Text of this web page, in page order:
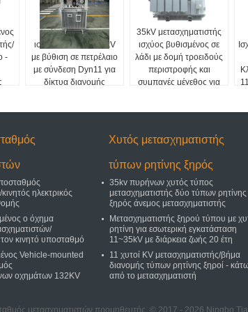
-
Μετασχηματιστής
ισχύος 200 kVA 33 kV
με βύθιση σε πετρέλαιο
με σύνδεση Dyn11 για
δίκτυα διανομής
35kV μετασχηματιστής
ισχύος βυθισμένος σε
λάδι με δομή τροειδούς
περιστροφής και
συμπαγές μέγεθος για
ηλεκτρικός
ο όχημα
κινητό υποσταθμό
Vehicle-mounted
οχημάτων 132KV
Χυτός μετασχηματιστής
τύπων ρητίνης ξηρός
35kv πυρήνων χυτός τύπος
μετασχηματιστής δύο τύπων ρητίνης
ξηρός άνεμος μετασχηματιστής
Μετασχηματιστής ξηρού τύπου με
ρητίνη για εσωτερική εγκατάσταση
11~35kV με διάρκεια ζωής 20 έτη
11 χυτοί KV μετασχηματιστής/βήμα
διανομής τύπων ρητίνης ξηροί -
από το μετασχηματιστή
μετασχηματιστών προμηθευτής. © 2017 - 2026 Ningbo